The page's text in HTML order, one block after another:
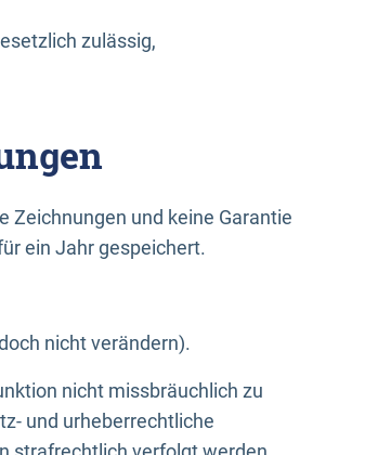
zulässig,
Zeichnungen und keine Garantie
ein Jahr gespeichert.
nicht verändern).
nicht missbräuchlich zu
und urheberrechtliche